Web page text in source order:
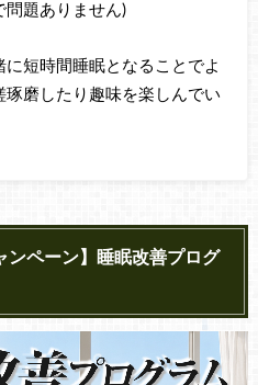
問題ありません)
短時間睡眠となることでよ
琢磨したり趣味を楽しんでい
ンペーン】睡眠改善プログ